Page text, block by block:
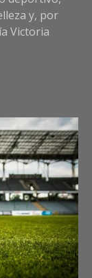
y, por
Victoria